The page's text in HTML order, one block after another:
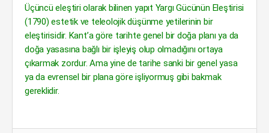
Üçüncü eleştiri olarak bilinen yapıt Yargı Gücünün Eleştirisi
(1790) estetik ve teleolojik düşünme yetilerinin bir
eleştirisidir. Kant’a göre tarihte genel bir doğa planı ya da
doğa yasasına bağlı bir işleyiş olup olmadığını ortaya
çıkarmak zordur. Ama yine de tarihe sanki bir genel yasa
ya da evrensel bir plana göre işliyormuş gibi bakmak
gereklidir.